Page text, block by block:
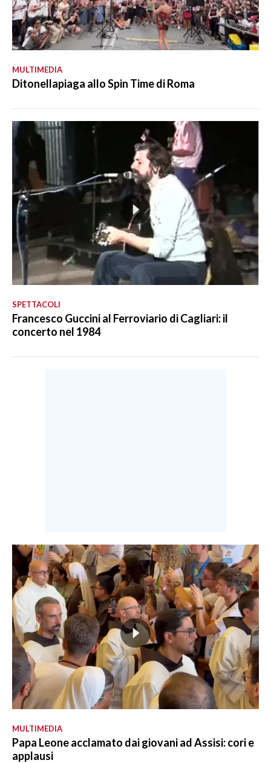
MULTIMEDIA
Ditonellapiaga allo Spin Time di Roma
SPETTACOLI
Francesco Guccini al Ferroviario di Cagliari: il
concerto nel 1984
MULTIMEDIA
Papa Leone acclamato dai giovani ad Assisi: cori e
applausi